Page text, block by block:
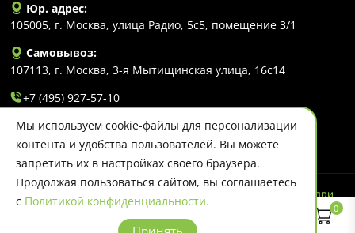
0
Юр. адрес:
105005, г. Москва, улица Радио, 5с5, помещение 3/1
Самовывоз:
107113, г. Москва, 3-я Мытищинская улица, 16с14
+7 (495) 927-57-10
info@evlart.ru
© 2026 Evlart. Сайт несет информационный характер и ни при
каких обстоятельствах не является публичной офертой.
Политика конфиденциальности
Мы используем cookie-файлы для персонализации
контента и удобства пользователей. Вы можете
запретить их в настройках своего браузера.
Продолжая пользоваться сайтом, вы соглашаетесь
с Политикой конфиденциальности.